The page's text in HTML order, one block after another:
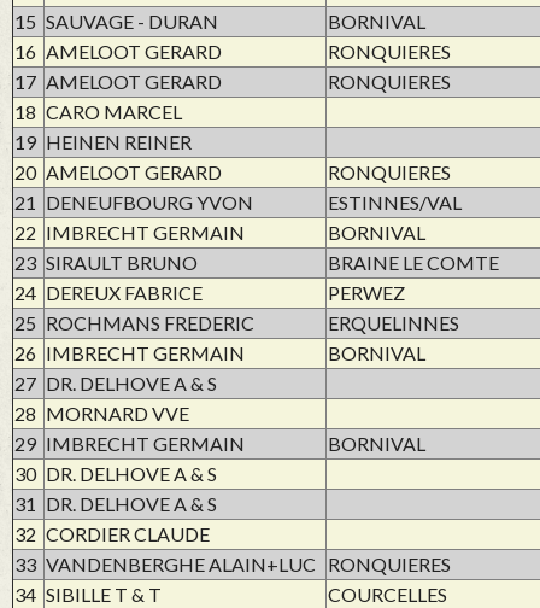
15 SAUVAGE - DURAN
BORNIVAL
16 AMELOOT GERARD
RONQUIERES
17 AMELOOT GERARD
RONQUIERES
18 CARO MARCEL
19 HEINEN REINER
20 AMELOOT GERARD
RONQUIERES
21 DENEUFBOURG YVON
ESTINNES/VAL
22 IMBRECHT GERMAIN
BORNIVAL
23 SIRAULT BRUNO
BRAINE LE COMTE
24 DEREUX FABRICE
PERWEZ
25 ROCHMANS FREDERIC
ERQUELINNES
26 IMBRECHT GERMAIN
BORNIVAL
27 DR. DELHOVE A & S
28 MORNARD VVE
29 IMBRECHT GERMAIN
BORNIVAL
30 DR. DELHOVE A & S
31 DR. DELHOVE A & S
32 CORDIER CLAUDE
33 VANDENBERGHE ALAIN+LUC
RONQUIERES
34 SIBILLE T & T
COURCELLES